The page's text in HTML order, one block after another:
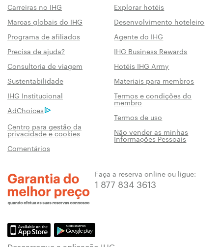
Carreiras no IHG
Explorar hotéis
Marcas globais do IHG
Desenvolvimento hoteleiro
Programa de afiliados
Agente do IHG
Precisa de ajuda?
IHG Business Rewards
Consultoria de viagem
Hotéis IHG Army
Sustentabilidade
Materiais para membros
IHG Institucional
Termos e condições do
membro
AdChoices
Termos de uso
Centro para gestão da
privacidade e cookies Não vender as minhas
Informações Pessoais
Comentários
Faça a reserva online ou ligue:
1 877 834 3613